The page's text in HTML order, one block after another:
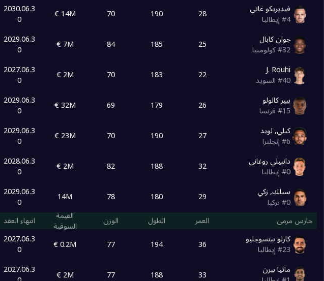
فيديريكو غاتي
#4 إيطاليا 28
190
70
14M €
2030.06.3
0
جوان كابال
#32 كولومبيا 25
185
84
7M €
2029.06.3
0
J. Rouhi
#40 السويد 22
183
70
2M €
2027.06.3
0
بيير كالولو
#15 فرنسا 26
179
69
32M €
2029.06.3
0
كيلي, لويد
#6 إنجلترا 27
190
70
23M €
2029.06.3
0
دانييلي روغاني
#0 إيطاليا 32
188
82
2M €
2028.06.3
0
سيلك, زكي
#0 تركيا 29
180
78
14M
2029.06.3
0
حارس مرمى
العمر الطول الوزن القيمة
السوقية
انتهاء العقد
كارلو بينسوجليو
#23 إيطاليا 36
194
77
0.2M €
2027.06.3
0
ماتيا بيرن
33
188
77
2M €
2027.06.3